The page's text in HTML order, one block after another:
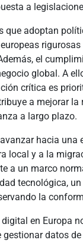
a
que adoptan
el
global. A
crítica es
a mejorar
a largo plazo.
hacia
local y a la
a un marco
tecnológica,
la
en Europa
gestionar datos